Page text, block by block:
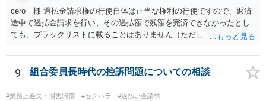
cero 様 過払金請求権の行使自体は正当な権利の行使ですので、返済
途中で過払金請求を行い、その過払額で残額を完済できなかったとし
ても、ブラックリストに載ることはありません（ただし、過払額で完
合は別問題です。）。 また、不動産担保ローンだからといって、過払
金請求ができないというものでもありません。 一般的に、不動産担保
ローンは法定利率内であることが多いため、過払金がない（若しくは
少額である）ということが多いだけであり、利息制限法の限度を超え
9 組合委員長時代の控訴問題についての相談
#業務上過失・損害賠償 #セクハラ #過払い金請求